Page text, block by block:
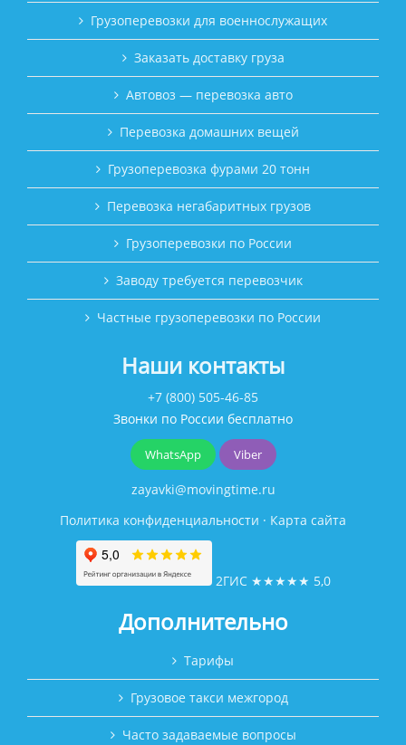
Грузоперевозки для военнослужащих
Заказать доставку груза
Автовоз — перевозка авто
Перевозка домашних вещей
Грузоперевозка фурами 20 тонн
Перевозка негабаритных грузов
Грузоперевозки по России
Заводу требуется перевозчик
Частные грузоперевозки по России
Наши контакты
+7 (800) 505-46-85
Звонки по России бесплатно
WhatsApp Viber
zayavki@movingtime.ru
Политика конфиденциальности · Карта сайта
2ГИС ★★★★★ 5,0
Дополнительно
Тарифы
Грузовое такси межгород
Часто задаваемые вопросы